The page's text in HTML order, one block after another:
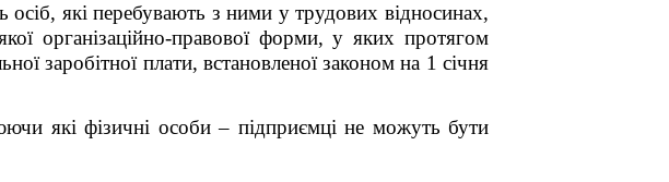
осіб, які перебувають з ними у трудових відносинах,
організаційно-правової форми, у яких протягом
заробітної плати, встановленої законом на 1 січня
які фізичні особи – підприємці не можуть бути